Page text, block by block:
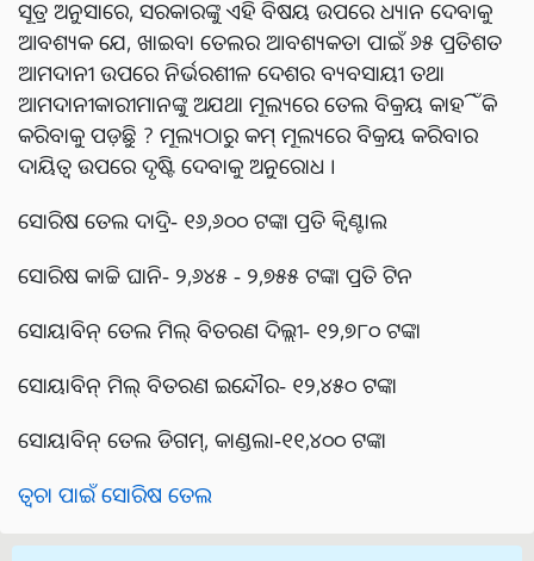
ସୂତ୍ର ଅନୁସାରେ, ସରକାରଙ୍କୁ ଏହି ବିଷୟ ଉପରେ ଧ୍ୟାନ ଦେବାକୁ
ଆବଶ୍ୟକ ଯେ, ଖାଇବା ତେଲର ଆବଶ୍ୟକତା ପାଇଁ ୬୫ ପ୍ରତିଶତ
ଆମଦାନୀ ଉପରେ ନିର୍ଭରଶୀଳ ଦେଶର ବ୍ୟବସାୟୀ ତଥା
ଆମଦାନୀକାରୀମାନଙ୍କୁ ଅଯଥା ମୂଲ୍ୟରେ ତେଲ ବିକ୍ରୟ କାହିଁକି
କରିବାକୁ ପଡ଼ୁଛି ? ମୂଲ୍ୟଠାରୁ କମ୍ ମୂଲ୍ୟରେ ବିକ୍ରୟ କରିବାର
ଦାୟିତ୍ୱ ଉପରେ ଦୃଷ୍ଟି ଦେବାକୁ ଅନୁରୋଧ ।
ସୋରିଷ ତେଲ ଦାଦ୍ରି- ୧୬,୬୦୦ ଟଙ୍କା ପ୍ରତି କ୍ୱିଣ୍ଟାଲ
ସୋରିଷ କାଚ୍ଚି ଘାନି- ୨,୬୪୫ - ୨,୭୫୫ ଟଙ୍କା ପ୍ରତି ଟିନ
ସୋୟାବିନ୍ ତେଲ ମିଲ୍ ବିତରଣ ଦିଲ୍ଲୀ- ୧୨,୭୮୦ ଟଙ୍କା
ସୋୟାବିନ୍ ମିଲ୍ ବିତରଣ ଇନ୍ଦୌର- ୧୨,୪୫୦ ଟଙ୍କା
ସୋୟାବିନ୍ ତେଲ ଡିଗମ୍, କାଣ୍ଡଲା-୧୧,୪୦୦ ଟଙ୍କା
ତ୍ୱଚା ପାଇଁ ସୋରିଷ ତେଲ